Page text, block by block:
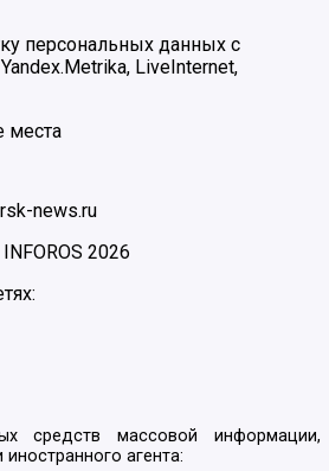
персональных данных с
LiveInternet,
места
news.ru
INFOROS 2026
средств массовой информации,
агента: